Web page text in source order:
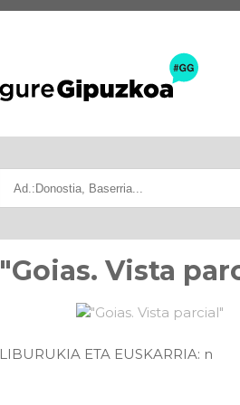
"Goias. Vista
LIBURUKIA ETA EUSKARRIA: n